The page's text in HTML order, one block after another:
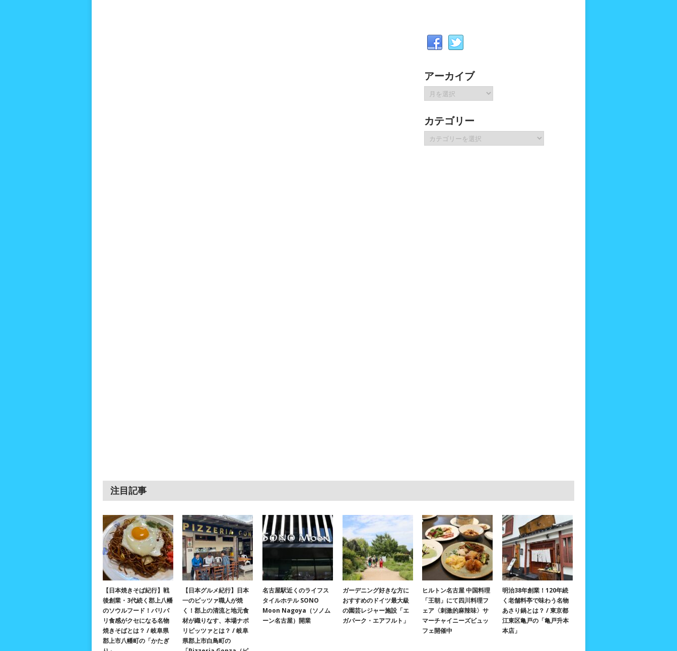
アーカイブ
ア
ー
イ
ブ
カテゴリー
テ
注目記事
【日本焼きそば紀行】戦
後創業・3代続く郡上八幡
のソウルフード！パリパ
リ食感がクセになる名物
焼きそばとは？ / 岐阜県
郡上市八幡町の「かたぎ
【日本グルメ紀行】日本
一のピッツァ職人が焼
く！郡上の清流と地元食
材が織りなす、本場ナポ
リピッツァとは？ / 岐阜
県郡上市白鳥町の
名古屋駅近くのライフス
タイルホテル SONO
Moon Nagoya（ソノム
ーン名古屋）開業
ガーデニング好きな方に
おすすめのドイツ最大級
の園芸レジャー施設「エ
ガパーク・エアフルト」
ヒルトン名古屋 中国料理
「王朝」にて四川料理フ
ェア〈刺激的麻辣味〉サ
マーチャイニーズビュッ
フェ開催中
明治38年創業！120年続
く老舗料亭で味わう名物
あさり鍋とは？ / 東京都
江東区亀戸の「亀戸升本
本店」